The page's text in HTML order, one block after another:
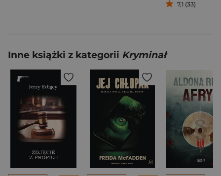
7,1 (33)
Inne książki z kategorii Kryminał